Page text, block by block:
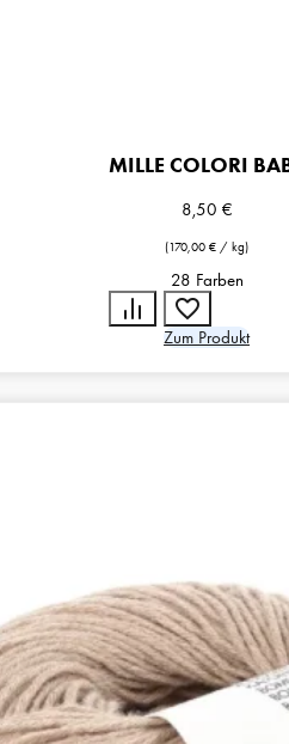
MILLE COLORI
8,50 €
(170,00 € / kg)
28 Farben
Zum Produkt